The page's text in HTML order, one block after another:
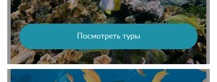
Посмотреть туры